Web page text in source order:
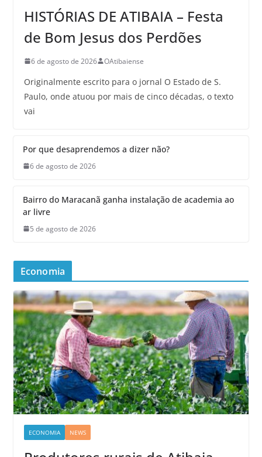
HISTÓRIAS DE ATIBAIA – Festa
de Bom Jesus dos Perdões
6 de agosto de 2026 OAtibaiense
Originalmente escrito para o jornal O Estado de S.
Paulo, onde atuou por mais de cinco décadas, o texto
vai
Por que desaprendemos a dizer não?
6 de agosto de 2026
Bairro do Maracanã ganha instalação de academia ao
ar livre
5 de agosto de 2026
Economia
ECONOMIA NEWS